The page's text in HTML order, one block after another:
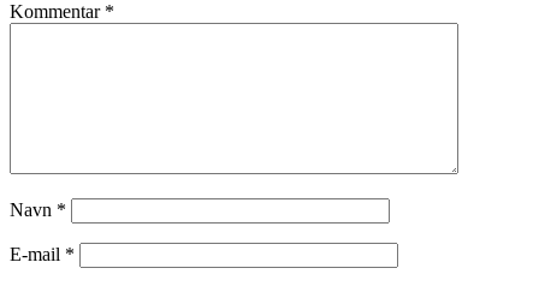
Kommentar *
Navn *
E-mail *